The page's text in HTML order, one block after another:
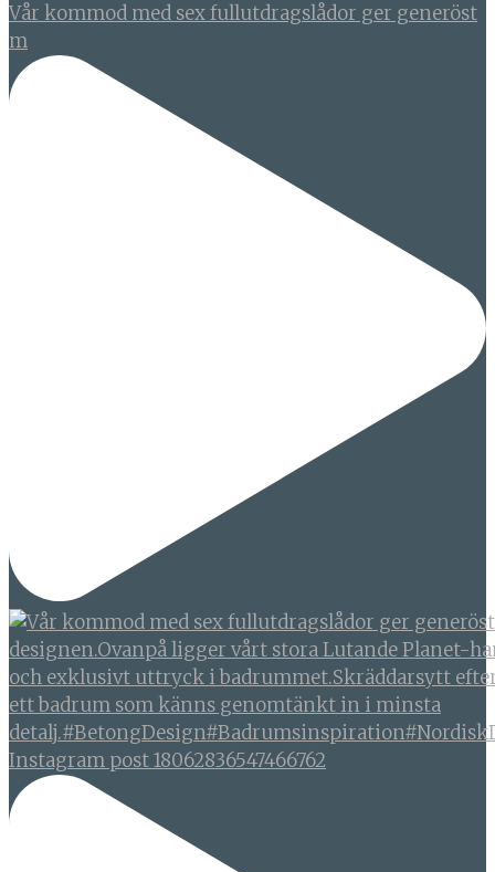
Vår kommod med sex fullutdragslådor ger generöst
m
Instagram post 18062836547466762